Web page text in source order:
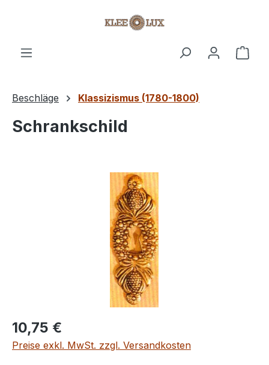
Beschläge Klassizismus (1780-1800)
Schrankschild
Regulärer Preis:
10,75 €
Preise exkl. MwSt. zzgl. Versandkosten